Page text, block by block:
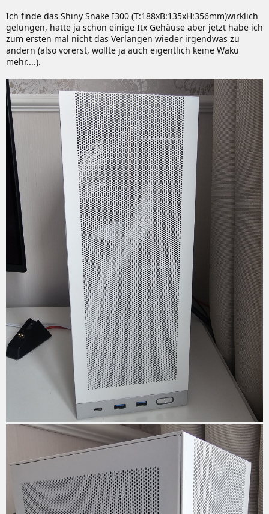
Ich finde das Shiny Snake I300 (T:188xB:135xH:356mm)wirklich
gelungen, hatte ja schon einige Itx Gehäuse aber jetzt habe ich
zum ersten mal nicht das Verlangen wieder irgendwas zu
ändern (also vorerst, wollte ja auch eigentlich keine Wakü
mehr....).